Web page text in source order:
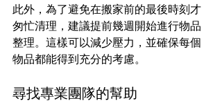
此外，為了避免在搬家前的最後時刻才
匆忙清理，建議提前幾週開始進行物品
整理。這樣可以減少壓力，並確保每個
物品都能得到充分的考慮。
尋找專業團隊的幫助